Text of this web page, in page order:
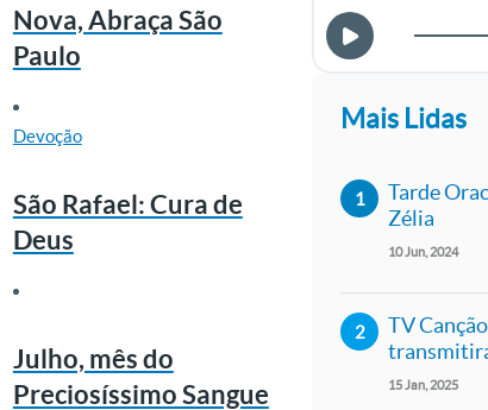
Nova, Abraça São
Paulo
Devoção
São Rafael: Cura de
Deus
Julho, mês do
Preciosíssimo Sangue
Mais Lidas
Tarde
Zélia
10Jun 2024
TV
de São
15Jan 2025